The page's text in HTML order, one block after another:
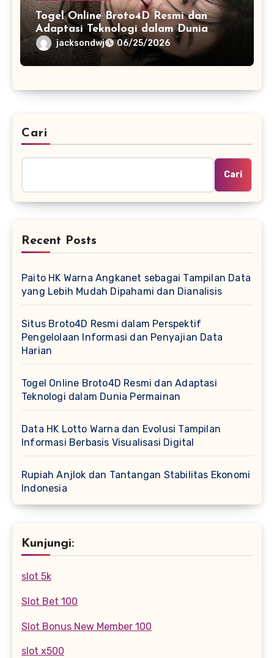
Togel Online Broto4D Resmi dan
Adaptasi Teknologi dalam Dunia
Permainan
jacksondwj 06/25/2026
Cari
Cari
Recent Posts
Paito HK Warna Angkanet sebagai Tampilan Data
yang Lebih Mudah Dipahami dan Dianalisis
Situs Broto4D Resmi dalam Perspektif
Pengelolaan Informasi dan Penyajian Data
Harian
Togel Online Broto4D Resmi dan Adaptasi
Teknologi dalam Dunia Permainan
Data HK Lotto Warna dan Evolusi Tampilan
Informasi Berbasis Visualisasi Digital
Rupiah Anjlok dan Tantangan Stabilitas Ekonomi
Indonesia
Kunjungi:
slot 5k
Slot Bet 100
Slot Bonus New Member 100
slot x500